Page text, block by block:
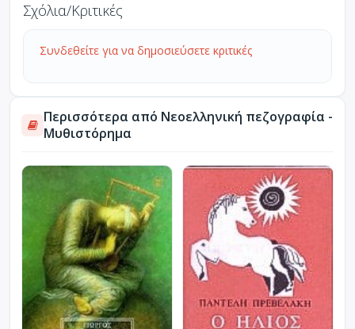
Σχόλια/Κριτικές
Συνδεθείτε για να δημοσιεύσετε κριτικές
Περισσότερα από Νεοελληνική πεζογραφία -
Μυθιστόρημα